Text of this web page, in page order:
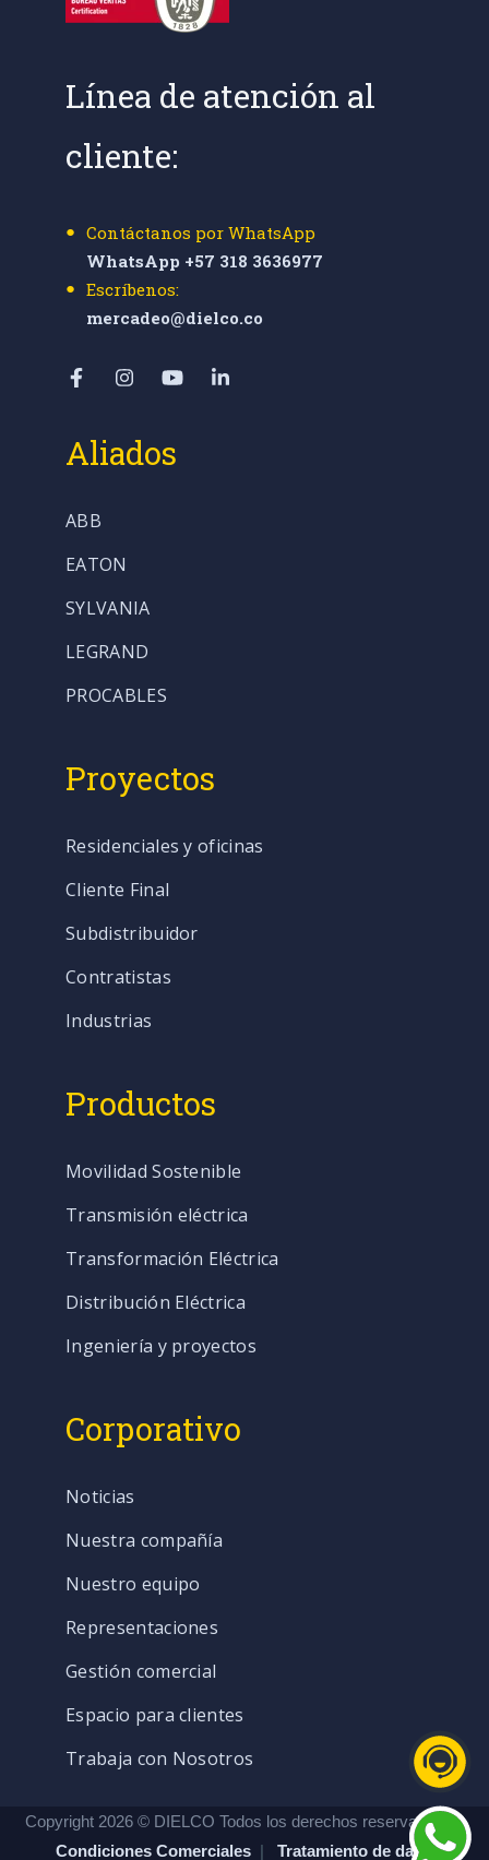
Línea de atención al
cliente:
Contáctanos por WhatsApp
WhatsApp +57 318 3636977
Escríbenos:
mercadeo@dielco.co
Aliados
ABB
EATON
SYLVANIA
LEGRAND
PROCABLES
Proyectos
Residenciales y oficinas
Cliente Final
Subdistribuidor
Contratistas
Industrias
Productos
Movilidad Sostenible
Transmisión eléctrica
Transformación Eléctrica
Distribución Eléctrica
Ingeniería y proyectos
Corporativo
Noticias
Nuestra compañía
Nuestro equipo
Representaciones
Gestión comercial
Espacio para clientes
Trabaja con Nosotros
Copyright 2026 © DIELCO Todos los derechos reservados. |
Condiciones Comerciales | Tratamiento de datos